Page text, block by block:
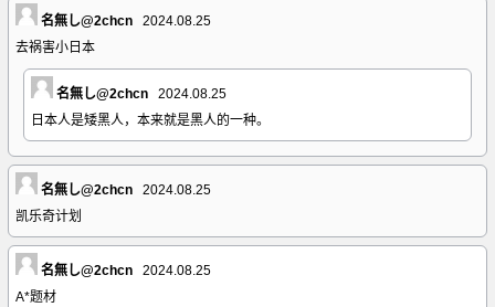
名無し@2chcn
2024.08.25
去祸害小日本
名無し@2chcn
2024.08.25
日本人是矮黑人，本来就是黑人的一种。
名無し@2chcn
2024.08.25
凯乐奇计划
名無し@2chcn
2024.08.25
A*题材